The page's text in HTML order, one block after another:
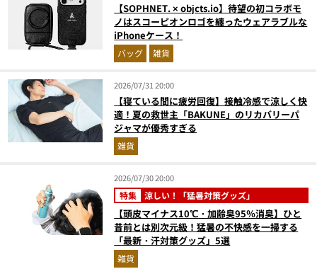
【SOPHNET. × objcts.io】待望の初コラボモ
ノはスコーピオンロゴを纏ったウェアラブルな
iPhoneケース！
バッグ 雑貨
2026/07/31 20:00
【寝ている間に疲労回復】接触冷感で涼しく快
適！夏の救世主「BAKUNE」のリカバリーパ
ジャマが優秀すぎる
雑貨
2026/07/30 20:00
特集 涼しい！「猛暑対策グッズ」
【頭皮マイナス10℃・加齢臭95％消臭】ひと
昔前とは別次元級！猛暑の不快感を一掃する
「最新・汗対策グッズ」5選
雑貨